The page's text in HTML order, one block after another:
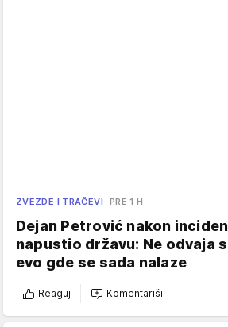
ZVEZDE I TRAČEVI PRE 1 H
Dejan Petrović nakon
napustio državu: Ne odvaja
evo gde se sada nalaze
Reaguj Komentariši